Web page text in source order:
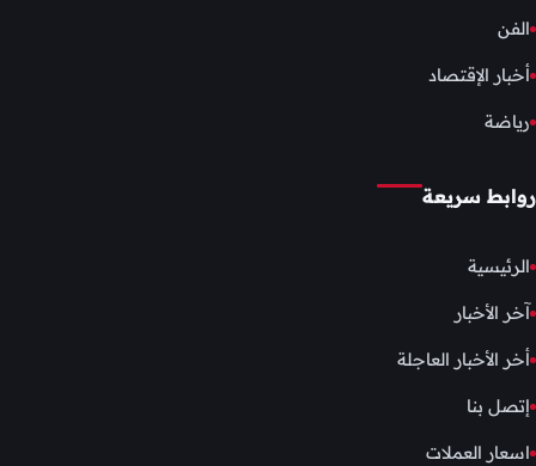
الفن
أخبار الإقتصاد
رياضة
روابط سريعة
الرئيسية
آخر الأخبار
أخر الأخبار العاجلة
إتصل بنا
اسعار العملات